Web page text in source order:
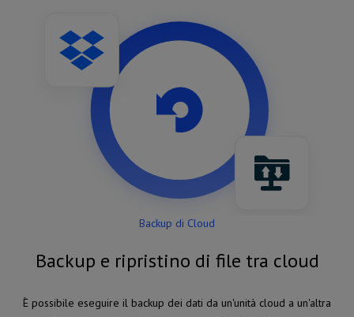
Backup di Cloud
Backup e ripristino di file tra cloud
È possibile eseguire il backup dei dati da un'unità cloud a un'altra